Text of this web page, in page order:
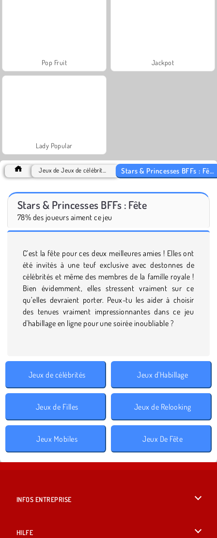
Pop Fruit Jackpot
Lady Popular
Stars & Princesses BFFs : Fête
78% des joueurs aiment ce jeu
C’est la fête pour ces deux meilleures amies ! Elles ont
été invités à une teuf exclusive avec destonnes de
célébrités et même des membres de la famille royale !
Bien évidemment, elles stressent vraiment sur ce
qu’elles devraient porter. Peux-tu les aider à choisir
des tenues vraiment impressionnantes dans ce jeu
d'habillage en ligne pour une soirée inoubliable ?
Jeux de célébrités Jeux d'Habillage
Jeux de Filles Jeux de Relooking
Jeux Mobiles Jeux De Fête
INFOS ENTREPRISE
HILFE